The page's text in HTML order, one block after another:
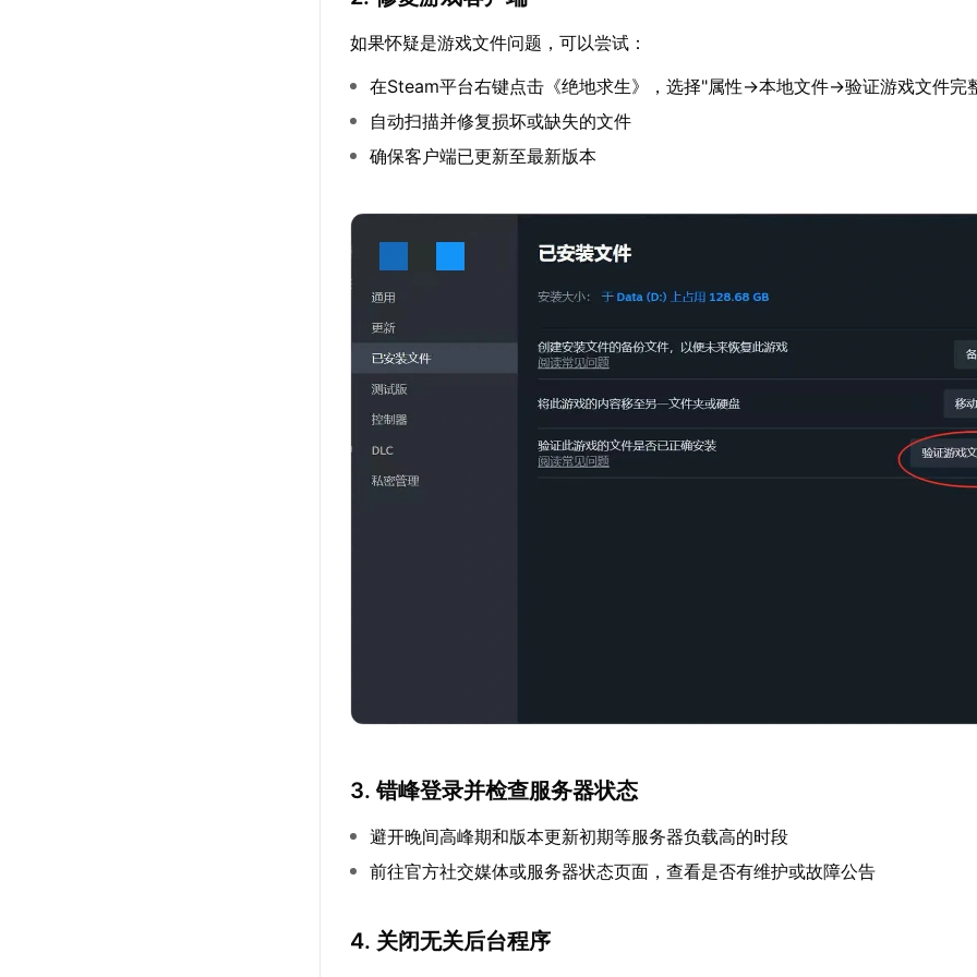
如果怀疑是游戏文件问题，可以尝试：
在Steam平台右键点击《绝地求生》，选择"属性→本地文件→验证游戏文件完
自动扫描并修复损坏或缺失的文件
确保客户端已更新至最新版本
3. 错峰登录并检查服务器状态
避开晚间高峰期和版本更新初期等服务器负载高的时段
前往官方社交媒体或服务器状态页面，查看是否有维护或故障公告
4. 关闭无关后台程序